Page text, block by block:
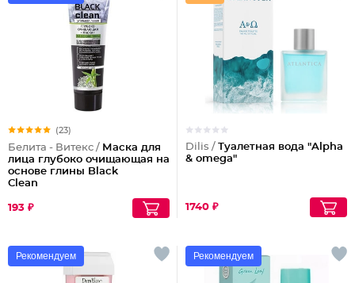
(23)
Белита - Витекс / Маска для
лица глубоко очищающая на
основе глины Black
Clean
193 ₽
Dilis / Туалетная вода "Alpha
& omega"
1740 ₽
Рекомендуем Рекомендуем